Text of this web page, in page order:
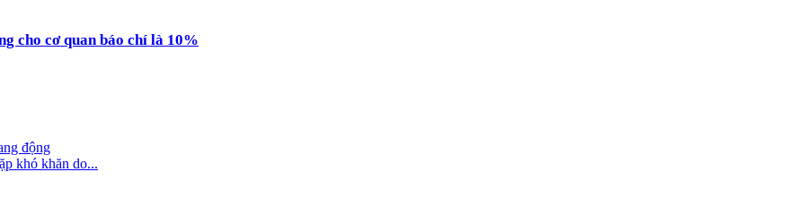
cho cơ quan báo chí là 10%
động
khó khăn do...